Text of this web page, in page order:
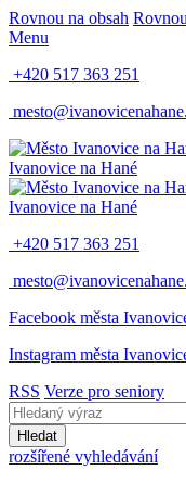
Rovnou na obsah
Menu
+420 517 363 251
Ivanovice na Hané
Ivanovice na Hané
+420 517 363 251
Facebook města
Instagram města
RSS Verze pro seniory
Hledat
rozšířené vyhledávání